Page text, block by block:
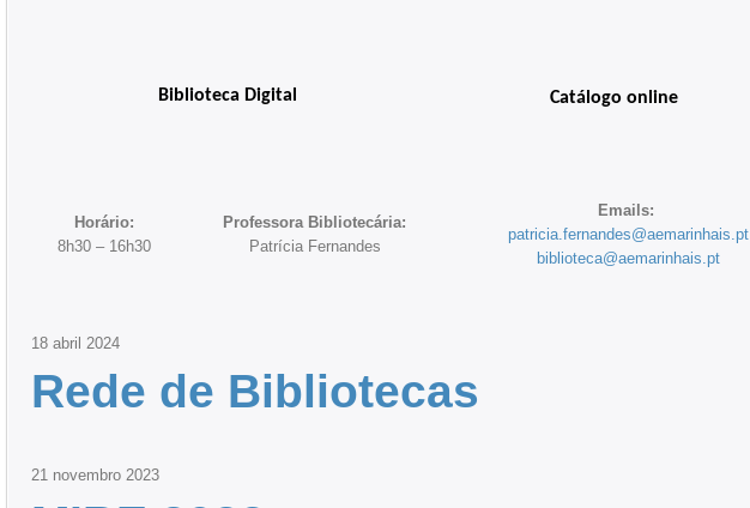
Biblioteca Digital Catálogo online
Horário:
8h30 – 16h30
Professora Bibliotecária:
Patrícia Fernandes
Emails:
patricia.fernandes@aemarinhais.pt
biblioteca@aemarinhais.pt
18 abril 2024
Rede de Bibliotecas
21 novembro 2023